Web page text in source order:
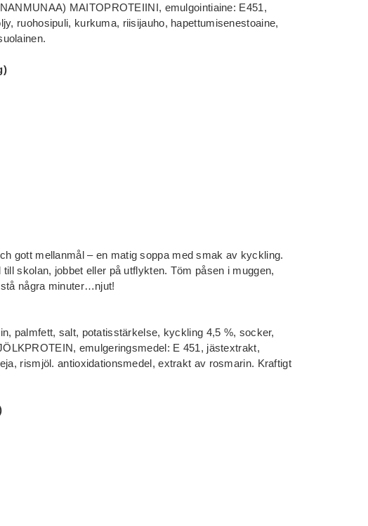
MAITOPROTEIINI, emulgointiaine: E451,
ruohosipuli, kurkuma, riisijauho, hapettumisenestoaine,
gott mellanmål – en matig soppa med smak av kyckling.
skolan, jobbet eller på utflykten. Töm påsen i muggen,
några minuter…njut!
palmfett, salt, potatisstärkelse, kyckling 4,5 %, socker,
emulgeringsmedel: E 451, jästextrakt,
rismjöl. antioxidationsmedel, extrakt av rosmarin. Kraftigt